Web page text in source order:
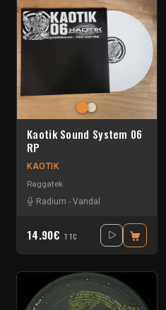
Kaotik Sound System 06
RP
KAOTIK
Raggatek
Radium - Vandal
14.90€ TTC